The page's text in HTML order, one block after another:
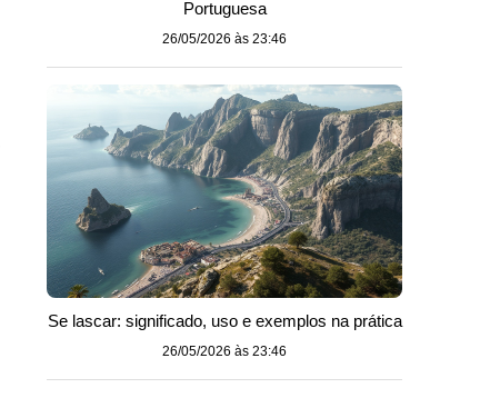
Portuguesa
26/05/2026 às 23:46
Se lascar: significado, uso e exemplos na prática
26/05/2026 às 23:46